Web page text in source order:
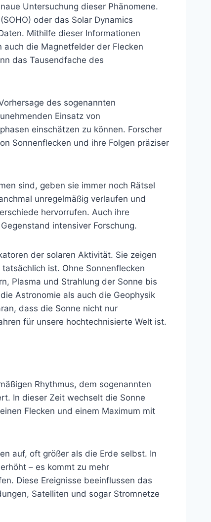
Untersuchung dieser Phänomene.
oder das Solar Dynamics
Mithilfe dieser Informationen
die Magnetfelder der Flecken
das Tausendfache des
des sogenannten
Einsatz von
einschätzen zu können. Forscher
Sonnenflecken und ihre Folgen präziser
sind, geben sie immer noch Rätsel
unregelmäßig verlaufen und
hervorrufen. Auch ihre
intensiver Forschung.
der solaren Aktivität. Sie zeigen
ist. Ohne Sonnenflecken
Plasma und Strahlung der Sonne bis
Astronomie als auch die Geophysik
dass die Sonne nicht nur
für unsere hochtechnisierte Welt ist.
Rhythmus, dem sogenannten
In dieser Zeit wechselt die Sonne
Flecken und einem Maximum mit
auf, oft größer als die Erde selbst. In
– es kommt zu mehr
Diese Ereignisse beeinflussen das
Satelliten und sogar Stromnetze